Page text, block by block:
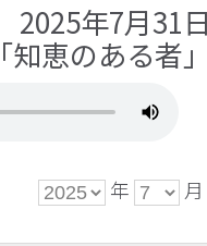
2025年7月31
「知恵のある者
年 月